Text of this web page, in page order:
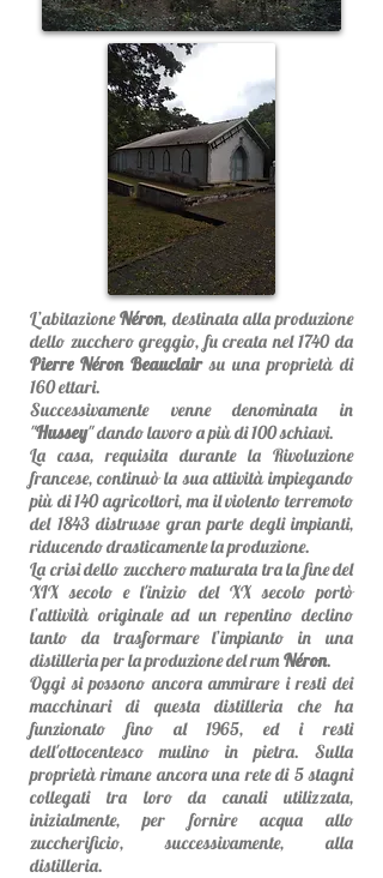
L’abitazioneNéron, destinata alla produzione
dello zucchero greggio, fu creata nel 1740 da
Pierre Néron Beauclairsu una proprietà di
160 ettari.
Successivamente venne denominata in
"Hussey" dando lavoro a più di 100 schiavi.
La casa, requisita durante la Rivoluzione
francese, continuò la sua attività impiegando
più di 140 agricoltori, ma il violento terremoto
del 1843 distrusse gran parte degli impianti,
riducendo drasticamente la produzione.
La crisi dello zucchero maturata tra la fine del
XIX secolo e l'inizio del XX secolo portò
l’attività originale ad un repentino declino
tanto da trasformare l’impianto in una
distilleria per la produzione del rumNéron.
Oggi si possono ancora ammirare i resti dei
macchinari di questa distilleria che ha
funzionato fino al 1965, ed i resti
dell'ottocentesco mulino in pietra. Sulla
proprietà rimane ancora una rete di 5 stagni
collegati tra loro da canali utilizzata,
inizialmente, per fornire acqua allo
zuccherificio, successivamente, alla
distilleria.